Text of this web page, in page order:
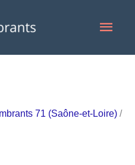
71 (Saône-et-Loire) /